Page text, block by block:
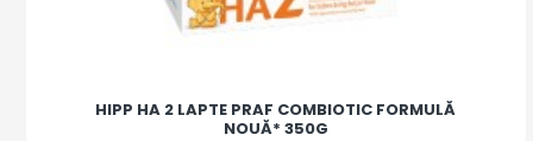
HIPP HA 2 LAPTE PRAF COMBIOTIC FORMULĂ
NOUĂ* 350G